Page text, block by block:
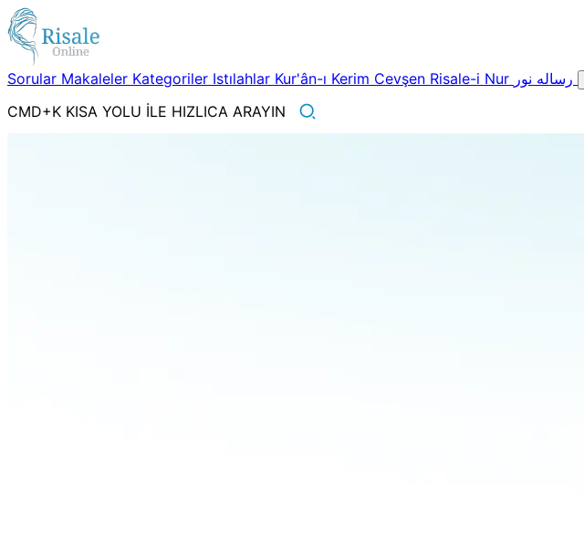
Sorular Makaleler Kategoriler Istılahlar Kur'ân-ı Kerim Cevşen Risale-i Nur
CMD+K KISA YOLU İLE HIZLICA ARAYIN